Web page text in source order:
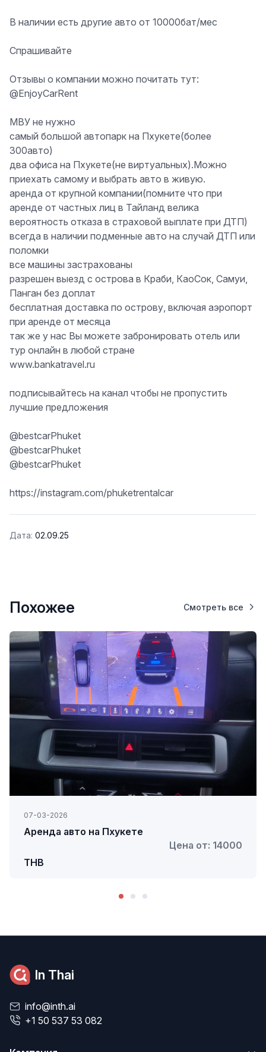
В наличии есть другие авто от 10000бат/мес
Спрашивайте
Отзывы о компании можно почитать тут:
@EnjoyCarRent
МВУ не нужно
самый большой автопарк на Пхукете(более
300авто)
два офиса на Пхукете(не виртуальных).Можно
приехать самому и выбрать авто в живую.
аренда от крупной компании(помните что при
аренде от частных лиц в Тайланд велика
вероятность отказа в страховой выплате при ДТП)
всегда в наличии подменные авто на случай ДТП или
поломки
все машины застрахованы
разрешен выезд с острова в Краби, КаоСок, Самуи,
Панган без доплат
бесплатная доставка по острову, включая аэропорт
при аренде от месяца
так же у нас Вы можете забронировать отель или
тур онлайн в любой стране
www.bankatravel.ru
подписывайтесь на канал чтобы не пропустить
лучшие предложения
@bestcarPhuket
@bestcarPhuket
@bestcarPhuket
https://instagram.com/phuketrentalcar
Дата: 02.09.25
Похожее Смотреть все
07-03-2026
Аренда авто на Пхукете
Цена от: 14000
THB
In Thai
info@inth.ai
+1 50 537 53 082